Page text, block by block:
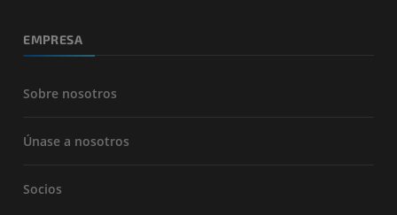
EMPRESA
Sobre nosotros
Únase a nosotros
Socios